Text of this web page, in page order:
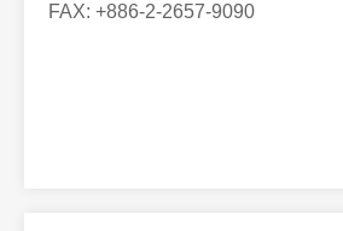
FAX: +886-2-2657-9090